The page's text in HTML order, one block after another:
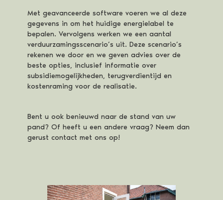
Met geavanceerde software voeren we al deze
gegevens in om het huidige energielabel te
bepalen. Vervolgens werken we een aantal
verduurzamingsscenario’s uit. Deze scenario’s
rekenen we door en we geven advies over de
beste opties, inclusief informatie over
subsidiemogelijkheden, terugverdientijd en
kostenraming voor de realisatie.
Bent u ook benieuwd naar de stand van uw
pand? Of heeft u een andere vraag? Neem dan
gerust contact met ons op!